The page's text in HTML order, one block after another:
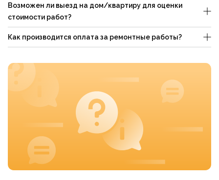
Возможен ли выезд на дом/квартиру для оценки
стоимости работ?
Как производится оплата за ремонтные работы?